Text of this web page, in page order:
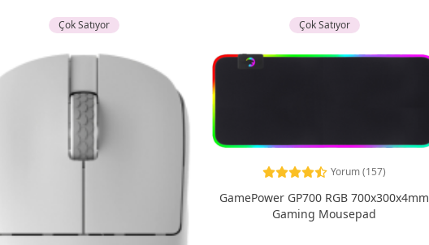
Çok Satıyor Çok Satıyor
Yorum (157)
GamePower GP700 RGB 700x300x4mm
Gaming Mousepad